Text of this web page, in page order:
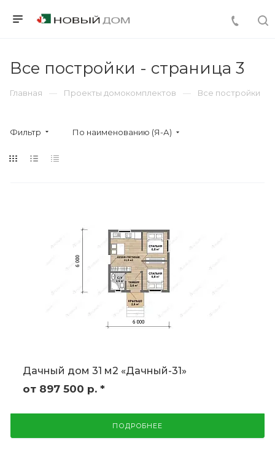
Все постройки - страница 3
Главная Проекты домокомплектов Все постройки
Фильтр По наименованию (Я-А)
Дачный дом 31 м2 «Дачный-31»
от 897 500 р. *
ПОДРОБНЕЕ